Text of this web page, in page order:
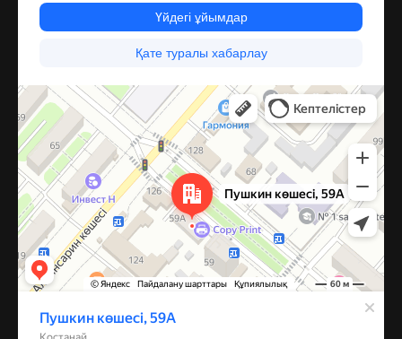
Костанай
Улица Пушкина, 59А — Яндекс Карты